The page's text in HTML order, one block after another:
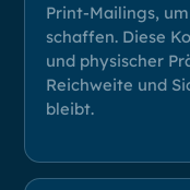
Print-Mailings,
schaffen. Diese
und physischer
Reichweite und
bleibt.